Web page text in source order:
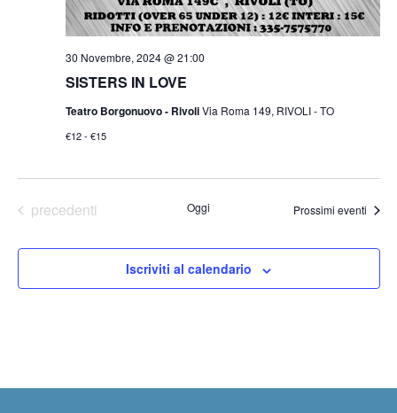
SISTERS IN LOVE
30 Novembre, 2024 @ 21:00
Teatro Borgonuovo - RivoliVia Roma 149, RIVOLI - TO
€12 - €15
Eventi
precedenti Oggi Prossimi eventi
Iscriviti al calendario